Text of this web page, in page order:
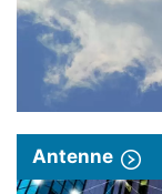
Antenne